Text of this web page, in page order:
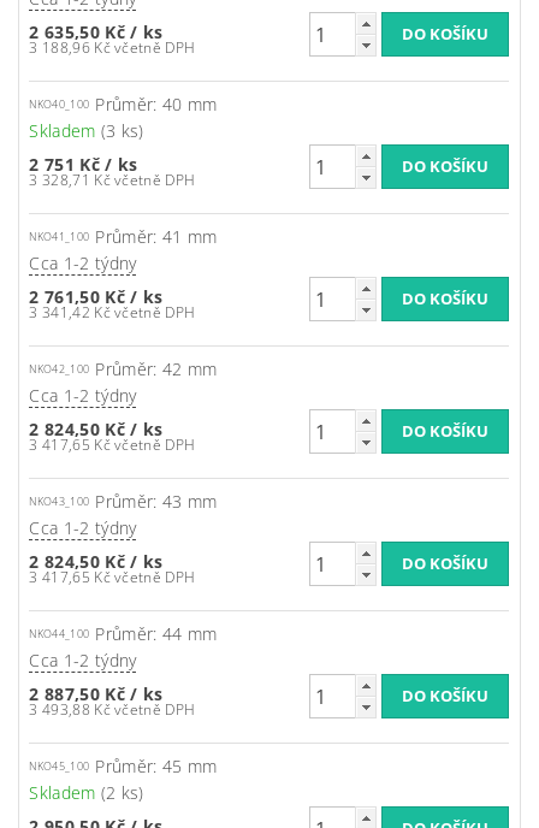
2 635,50 Kč/ ks
3 188,96 Kč včetně DPH
NKO40_100 Průměr: 40 mm
Skladem (3 ks)
2 751 Kč/ ks
3 328,71 Kč včetně DPH
NKO41_100 Průměr: 41 mm
Cca 1-2 týdny
2 761,50 Kč/ ks
3 341,42 Kč včetně DPH
NKO42_100 Průměr: 42 mm
Cca 1-2 týdny
2 824,50 Kč/ ks
3 417,65 Kč včetně DPH
NKO43_100 Průměr: 43 mm
Cca 1-2 týdny
2 824,50 Kč/ ks
3 417,65 Kč včetně DPH
NKO44_100 Průměr: 44 mm
Cca 1-2 týdny
2 887,50 Kč/ ks
3 493,88 Kč včetně DPH
NKO45_100 Průměr: 45 mm
Skladem (2 ks)